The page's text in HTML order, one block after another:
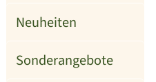
Neuheiten
Sonderangebote